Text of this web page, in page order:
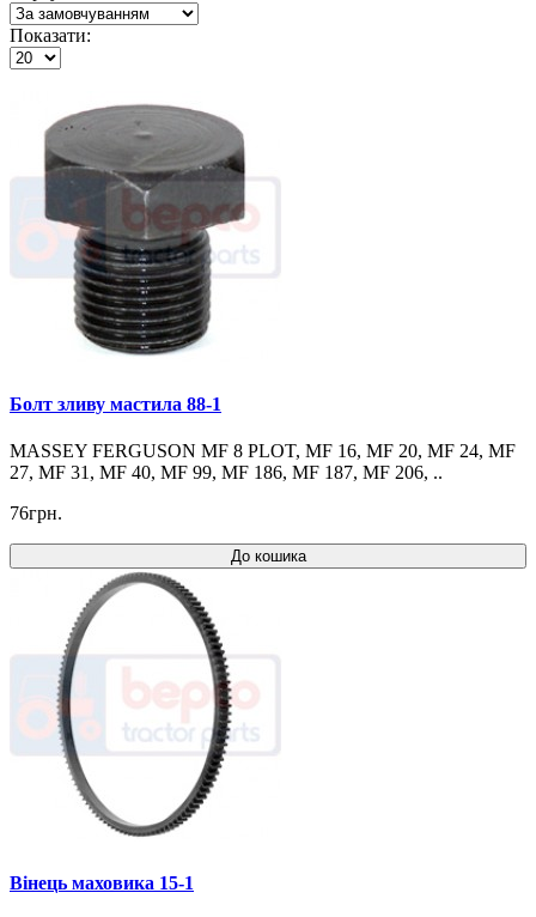
Показати:
Болт зливу мастила 88-1
MASSEY FERGUSON MF 8 PLOT, MF 16, MF 20, MF 24, MF
27, MF 31, MF 40, MF 99, MF 186, MF 187, MF 206, ..
76грн.
До кошика
Вінець маховика 15-1